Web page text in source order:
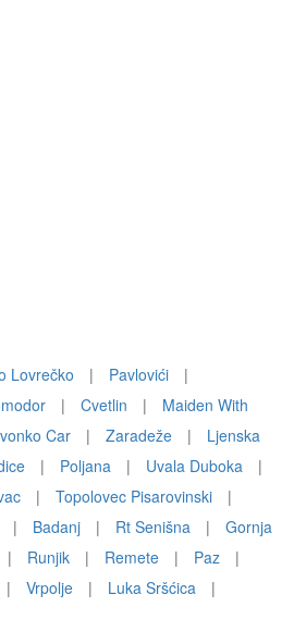
Lovrečko | Pavlovići
|
| Cvetlin |
Maiden With
Car
| Zaradeže |
Ljenska
| Poljana | Uvala Duboka
|
| Topolovec Pisarovinski
|
| Badanj | Rt Senišna |
Gornja
| Runjik | Remete | Paz
|
| Vrpolje | Luka Sršćica
|